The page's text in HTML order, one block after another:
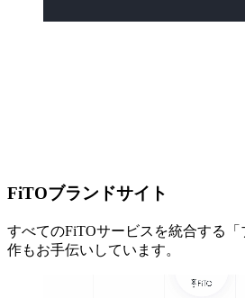
FiTOブランドサイト
すべてのFiTOサービスを統合する「
作もお手伝いしています。